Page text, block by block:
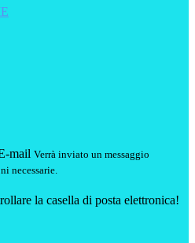
mail Verrà inviato un messaggio
necessarie.
la casella di posta elettronica!